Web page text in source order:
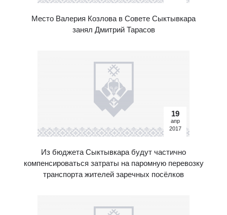
Место Валерия Козлова в Совете Сыктывкара
занял Дмитрий Тарасов
Из бюджета Сыктывкара будут частично
компенсироваться затраты на паромную перевозку
транспорта жителей заречных посёлков
19
апр
2017